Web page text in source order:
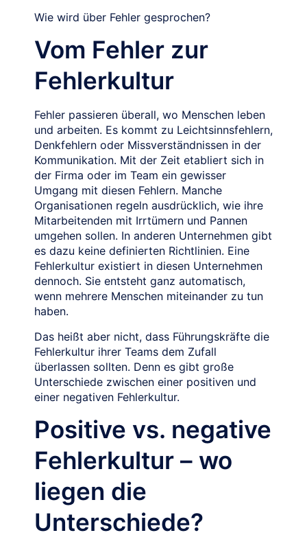
Wie wird über Fehler gesprochen?
Vom Fehler zur
Fehlerkultur
Fehler passieren überall, wo Menschen leben
und arbeiten. Es kommt zu Leichtsinnsfehlern,
Denkfehlern oder Missverständnissen in der
Kommunikation. Mit der Zeit etabliert sich in
der Firma oder im Team ein gewisser
Umgang mit diesen Fehlern. Manche
Organisationen regeln ausdrücklich, wie ihre
Mitarbeitenden mit Irrtümern und Pannen
umgehen sollen. In anderen Unternehmen gibt
es dazu keine definierten Richtlinien. Eine
Fehlerkultur existiert in diesen Unternehmen
dennoch. Sie entsteht ganz automatisch,
wenn mehrere Menschen miteinander zu tun
haben.
Das heißt aber nicht, dass Führungskräfte die
Fehlerkultur ihrer Teams dem Zufall
überlassen sollten. Denn es gibt große
Unterschiede zwischen einer positiven und
einer negativen Fehlerkultur.
Positive vs. negative
Fehlerkultur – wo
liegen die
Unterschiede?